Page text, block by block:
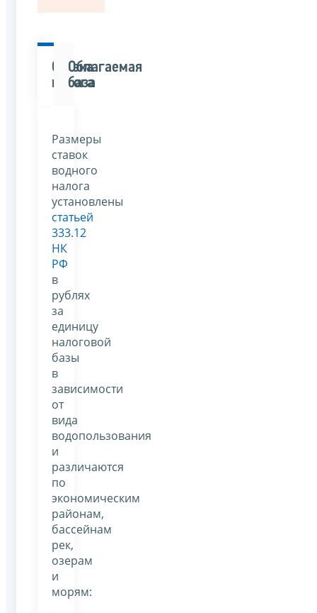
Ставка
налога
Облагаемая
база
Размеры
ставок
водного
налога
установлены
статьей
333.12
НК
РФ
в
рублях
за
единицу
налоговой
базы
в
зависимости
от
вида
водопользования
и
различаются
по
экономическим
районам,
бассейнам
рек,
озерам
и
морям: